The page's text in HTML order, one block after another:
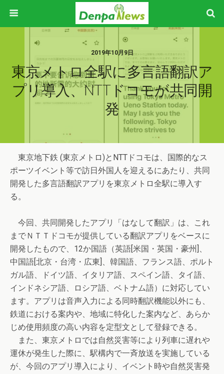
2019年10月9日
東京メトロ全駅に多言語翻訳ア
プリ導入、NTTドコモが共同開
発
東京地下鉄 (東京メトロ)とNTTドコモは、国際的なス
ポーツイベント等で訪日外国人を迎えるにあたり、共同
開発した多言語翻訳アプリを東京メトロ全駅に導入す
る。
今回、共同開発したアプリ「はなして翻訳」は、これ
までＮＴＴドコモが提供している翻訳アプリをベースに
開発したもので、12か国語（英語[米国・英国・豪州]、
中国語[北京・台湾・広東]、韓国語、フランス語、ポルト
ガル語、ドイツ語、イタリア語、スペイン語、タイ語、
インドネシア語、ロシア語、ベトナム語）に対応してい
ます。アプリは音声入力による同時翻訳機能以外にも、
鉄道における案内や、地域に特化した案内など、あらか
じめ使用頻度の高い内容を定型文として登録できる。
また、東京メトロでは自然災害等により列車に遅れや
運休が発生した際に、駅構内で一斉放送を実施している
が、今回のアプリ導入により、イベント時や自然災害発